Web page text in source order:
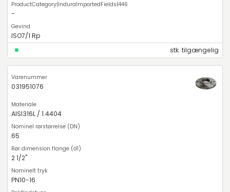
-
ISO7/1 Rp
stk. tilgængelig
031951076
AISI316L / 1.4404
65
2 1/2"
PN10-16